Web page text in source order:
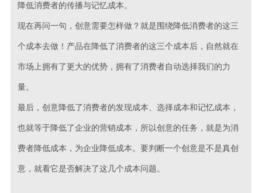
降低消费者的传播与记忆成本。
现在再问一句，创意需要怎样做？就是围绕降低消费者的这三
个成本去做！产品在降低了消费者的这三个成本后，自然就在
市场上拥有了更大的优势，拥有了消费者自动选择我们的力
量。
最后，创意降低了消费者的发现成本、选择成本和记忆成本，
也就等于降低了企业的营销成本，所以创意的任务，就是为消
费者降低成本，为企业降低成本。要判断一个创意是不是真创
意，就看它是否解决了这几个成本问题。